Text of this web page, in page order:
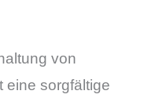
von
eine sorgfältige